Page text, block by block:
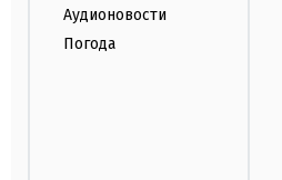
Аудионовости
Погода